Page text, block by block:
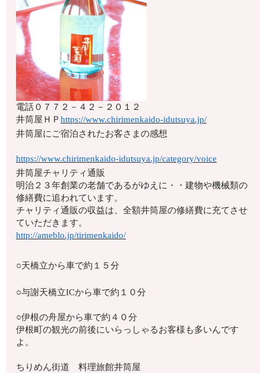
電話０７７２－４２－２０１２
井筒屋ＨＰhttps://www.chirimenkaido-idutsuya.jp/
井筒屋にご宿泊されたお客さまの感想
https://www.chirimenkaido-idutsuya.jp/category/voice
井筒屋チャリティ通販
明治２３年創業の老舗であるがゆえに・・建物や機械類の
修繕費に追われています。
チャリティ通販の収益は、全額井筒屋の修繕費に充てさせ
ていただきます。
http://ameblo.jp/tirimenkaido/
○天橋立から車で約１５分
○与謝天橋立ICから車で約１０分
○伊根の舟屋から車で約４０分
伊根町の観光の前後にいらっしゃるお客様も多いんです
よ。
ちりめん街道 料理旅館井筒屋